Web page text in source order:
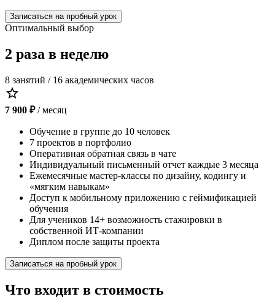
Записаться на пробный урок
Оптимальный выбор
2 раза в неделю
8 занятий / 16 академических часов
star_outline
7 900 ₽ / месяц
Обучение в группе до 10 человек
7 проектов в портфолио
Оперативная обратная связь в чате
Индивидуальный письменный отчет каждые 3 месяца
Ежемесячные мастер-классы по дизайну, кодингу и
«мягким навыкам»
Доступ к мобильному приложению с геймификацией
обучения
Для учеников 14+ возможность стажировки в
собственной ИТ-компании
Диплом после защиты проекта
Записаться на пробный урок
Что входит в стоимость